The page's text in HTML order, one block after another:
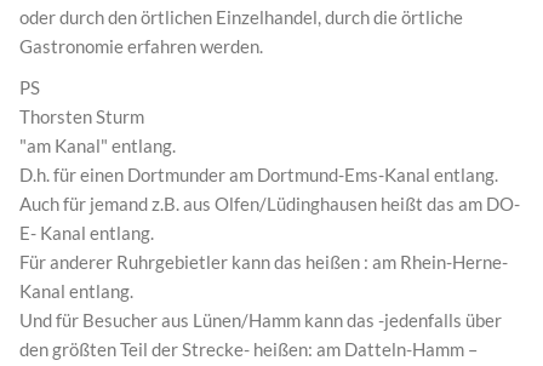
oder durch den örtlichen Einzelhandel, durch die örtliche
Gastronomie erfahren werden.
PS
Thorsten Sturm
"am Kanal" entlang.
D.h. für einen Dortmunder am Dortmund-Ems-Kanal entlang.
Auch für jemand z.B. aus Olfen/Lüdinghausen heißt das am DO-
E- Kanal entlang.
Für anderer Ruhrgebietler kann das heißen : am Rhein-Herne-
Kanal entlang.
Und für Besucher aus Lünen/Hamm kann das -jedenfalls über
den größten Teil der Strecke- heißen: am Datteln-Hamm –